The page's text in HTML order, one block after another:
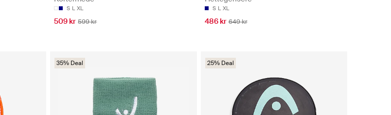
S L XL
509 kr 599 kr
S L XL
486 kr 649 kr
35% Deal 25% Deal